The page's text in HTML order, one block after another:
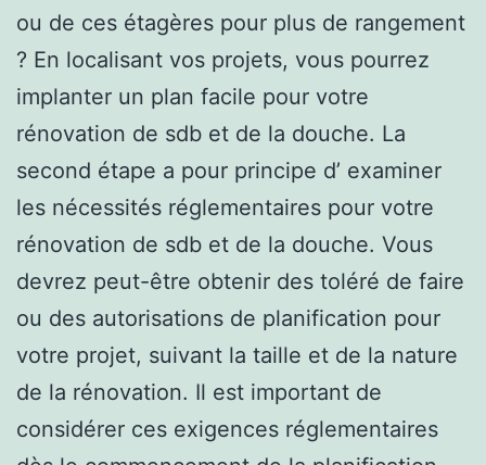
ou de ces étagères pour plus de rangement
? En localisant vos projets, vous pourrez
implanter un plan facile pour votre
rénovation de sdb et de la douche. La
second étape a pour principe d’ examiner
les nécessités réglementaires pour votre
rénovation de sdb et de la douche. Vous
devrez peut-être obtenir des toléré de faire
ou des autorisations de planification pour
votre projet, suivant la taille et de la nature
de la rénovation. Il est important de
considérer ces exigences réglementaires